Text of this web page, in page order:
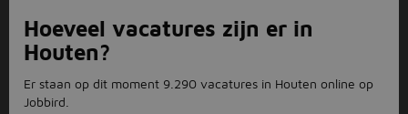
Hoeveel vacatures zijn er in
Houten?
Er staan op dit moment 9.290 vacatures in Houten online op
Jobbird.